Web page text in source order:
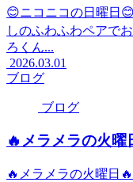
😊ニコニコの日曜日
しのふわふわペアで
ろくん...
2026.03.01
ブログ
ブログ
🔥メラメラの火曜
🔥メラメラの火曜日